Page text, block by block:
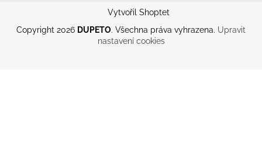
Vytvořil Shoptet
Copyright 2026 DUPETO. Všechna práva vyhrazena. Upravit
nastavení cookies